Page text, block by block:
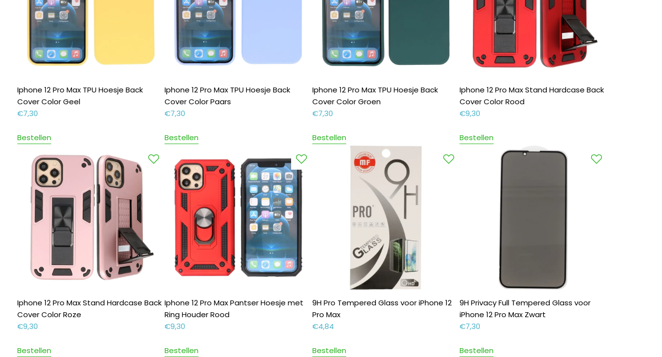
Iphone 12 Pro Max TPU Hoesje Back
Cover Color Geel
€7,30
Bestellen
Iphone 12 Pro Max TPU Hoesje Back
Cover Color Paars
€7,30
Bestellen
Iphone 12 Pro Max TPU Hoesje Back
Cover Color Groen
€7,30
Bestellen
Iphone 12 Pro Max Stand Hardcase Back
Cover Color Rood
€9,30
Bestellen
Iphone 12 Pro Max Stand Hardcase Back
Cover Color Roze
€9,30
Bestellen
Iphone 12 Pro Max Pantser Hoesje met
Ring Houder Rood
€9,30
Bestellen
9H Pro Tempered Glass voor iPhone 12
Pro Max
€4,84
Bestellen
9H Privacy Full Tempered Glass voor
iPhone 12 Pro Max Zwart
€7,30
Bestellen